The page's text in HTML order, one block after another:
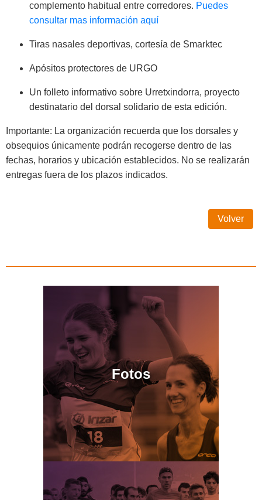
complemento habitual entre corredores. Puedes
consultar mas información aquí
Tiras nasales deportivas, cortesía de Smarktec
Apósitos protectores de URGO
Un folleto informativo sobre Urretxindorra, proyecto
destinatario del dorsal solidario de esta edición.
Importante: La organización recuerda que los dorsales y
obsequios únicamente podrán recogerse dentro de las
fechas, horarios y ubicación establecidos. No se realizarán
entregas fuera de los plazos indicados.
Volver
Fotos